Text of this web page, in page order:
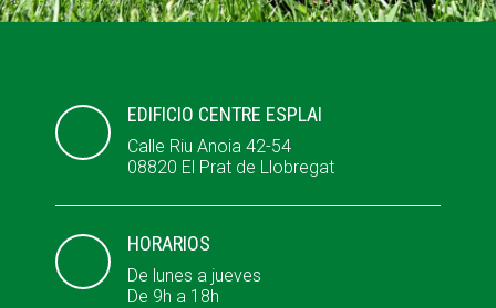
EDIFICIO CENTRE ESPLAI
Calle Riu Anoia 42-54
08820 El Prat de Llobregat
HORARIOS
De lunes a jueves
De 9h a 18h
ESPLAIS
SUPORT TERCER SECTOR